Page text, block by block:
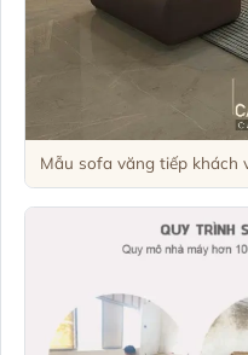
Mẫu sofa văng tiếp khách